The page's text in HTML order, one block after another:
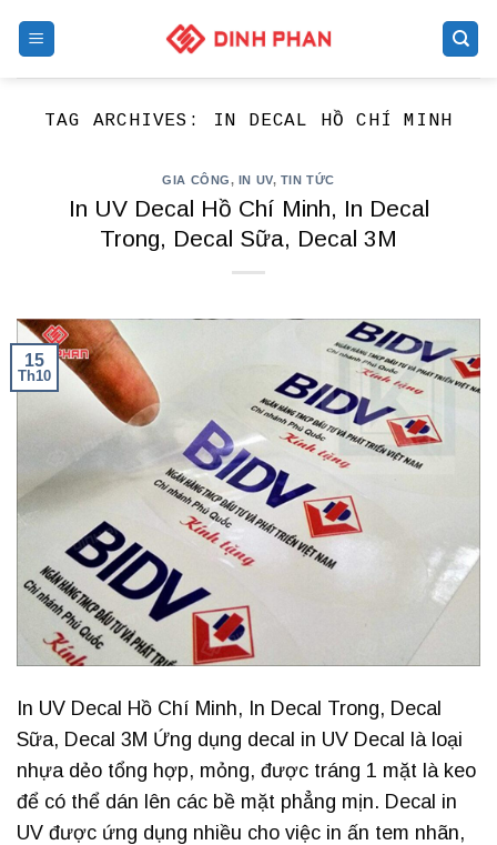
TAG ARCHIVES: IN DECAL HỒ CHÍ MINH
GIA CÔNG, IN UV, TIN TỨC
In UV Decal Hồ Chí Minh, In Decal
Trong, Decal Sữa, Decal 3M
15
Th10
In UV Decal Hồ Chí Minh, In Decal Trong, Decal
Sữa, Decal 3M Ứng dụng decal in UV Decal là loại
nhựa dẻo tổng hợp, mỏng, được tráng 1 mặt là keo
để có thể dán lên các bề mặt phẳng mịn. Decal in
UV được ứng dụng nhiều cho việc in ấn tem nhãn,